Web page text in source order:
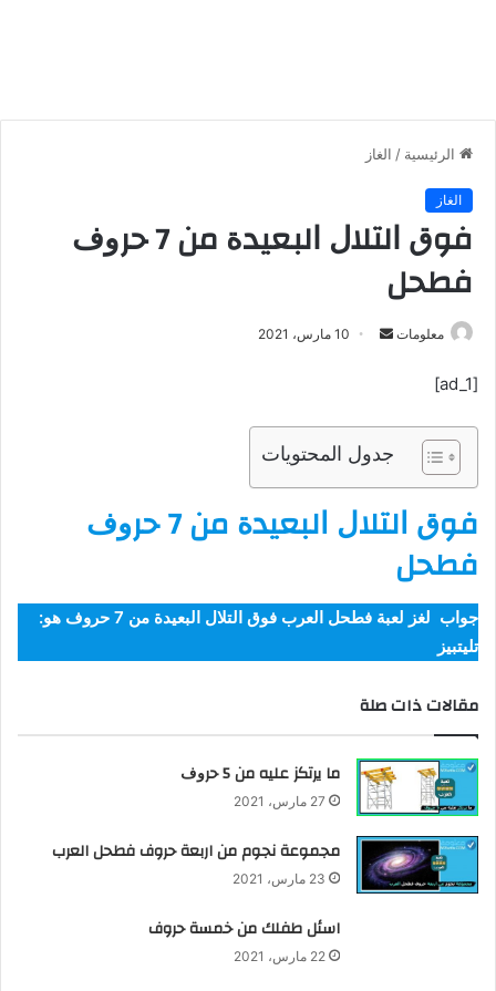
الرئيسية / الغاز
الغاز
ﻓﻮﻕ ﺍﻟﺘﻼﻝ ﺍﻟﺒﻌﻴﺪﺓ ﻣﻦ 7 ﺣﺮﻭﻑ
ﻓﻄﺤﻞ
معلومات
ر
ي
ل
ك
و
ن
ي
ا
10 مارس، 2021
[ad_1]
جدول المحتويات
ﻓﻮﻕ ﺍﻟﺘﻼﻝ ﺍﻟﺒﻌﻴﺪﺓ ﻣﻦ 7 ﺣﺮﻭﻑ
ﻓﻄﺤﻞ
جواب لغز لعبة فطحل العرب ﻓﻮﻕ ﺍﻟﺘﻼﻝ ﺍﻟﺒﻌﻴﺪﺓ ﻣﻦ 7 ﺣﺮﻭﻑ هو:
ﺗﻠﻴﺘﺒﻴﺰ
مقالات ذات صلة
ﻣﺎ ﻳﺮﺗﻜﺰ ﻋﻠﻴﻪ ﻣﻦ 5 ﺣﺮﻭﻑ
27 مارس، 2021
مجموعة نجوم من اربعة حروف فطحل العرب
23 مارس، 2021
اسئل طفلك من خمسة حروف
22 مارس، 2021